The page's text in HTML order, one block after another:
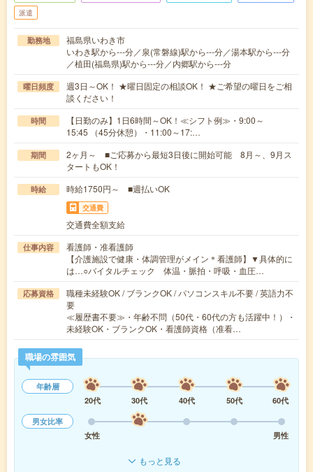
派遣
勤務地
福島県いわき市
いわき駅から---分／泉(常磐線)駅から---分／湯本駅から---分
／植田(福島県)駅から---分／内郷駅から---分
曜日頻度
週3日～OK！ ★曜日固定の相談OK！ ★ご希望の曜日をご相
談ください！
時間
【日勤のみ】1日6時間～OK！≪シフト例≫・9:00～
15:45 （45分休憩）・11:00～17:…
期間
2ヶ月～ ■ご応募から最短3日後に開始可能 8月～、9月ス
タートもOK！
時給 時給1750円～ ■週払いOK
交通費
交通費全額支給
仕事内容
看護師・准看護師
【介護施設で健康・体調管理がメイン＊看護師】▼具体的に
は…○バイタルチェック 体温・脈拍・呼吸・血圧…
応募資格
職種未経験OK / ブランクOK / パソコンスキル不要 / 英語力不
要
≪履歴書不要≫・年齢不問（50代・60代の方も活躍中！）・
未経験OK・ブランクOK・看護師資格（准看…
職場の雰囲気
年齢層
20代
30代 40代 50代
60代
男女比率
女性
男性
もっと見る